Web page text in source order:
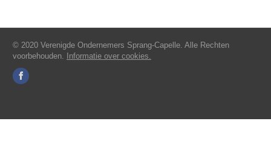
© 2020 Verenigde Ondernemers Sprang-Capelle. Alle Rechten
voorbehouden.
Informatie over cookies.